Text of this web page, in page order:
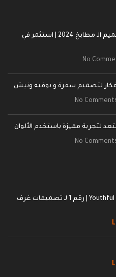
أفكار مبتكرة لتصميم الـ مطابخ 2024 | استثمر في
No
No
لتجربة مميزة باستخدم الألوان
No
غرفة شباب - Youthful Nest | رقم 1 لـ تصميمات غرف